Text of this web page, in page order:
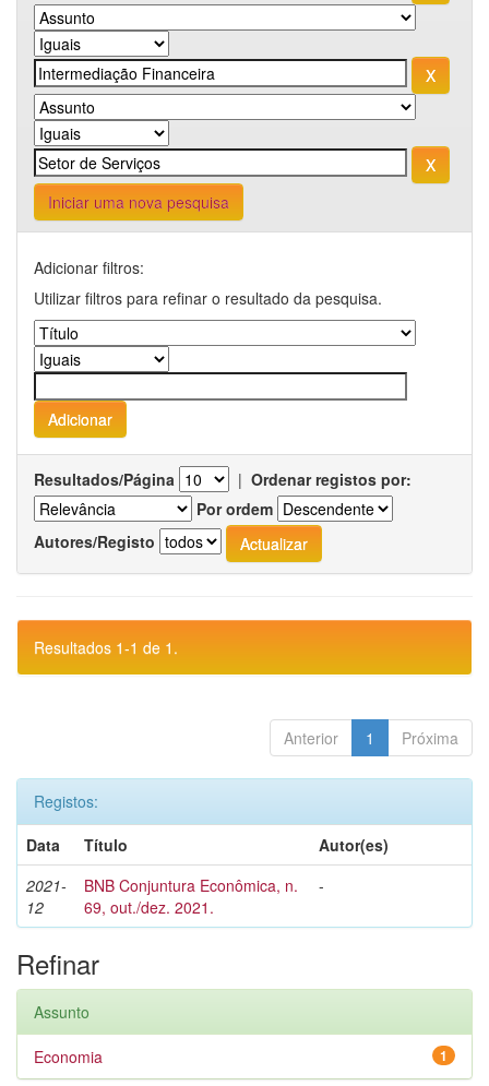
Iniciar uma nova pesquisa
Adicionar filtros:
Utilizar filtros para refinar o resultado da pesquisa.
Resultados/Página | Ordenar registos por:
Por ordem
Autores/Registo
Resultados 1-1 de 1.
Anterior 1 Próxima
Registos:
Data
Título
Autor(es)
2021-
12
BNB Conjuntura Econômica, n.
69, out./dez. 2021.
-
Refinar
Assunto
1
Economia